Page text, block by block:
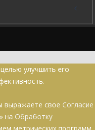
улучшить его
выражаете свое Согласие
на Обработку